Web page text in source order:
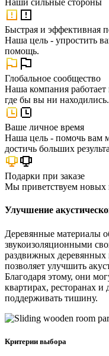
Наши сильные стороны
Быстрая и эффективная
Наша цель - упростить
помощь.
Глобальное сообщество
Наша компания
где бы вы ни находились.
Ваше личное время
Наша цель - помочь вам
достичь больших
Подарки при заказе
Мы приветствуем новых
Улучшение
Деревянные материалы
звукоизоляционными
раздвижных
позволяет улучшить
Благодаря этому, они
квартирах, ресторанах и
поддерживать тишину.
Критерии выбора